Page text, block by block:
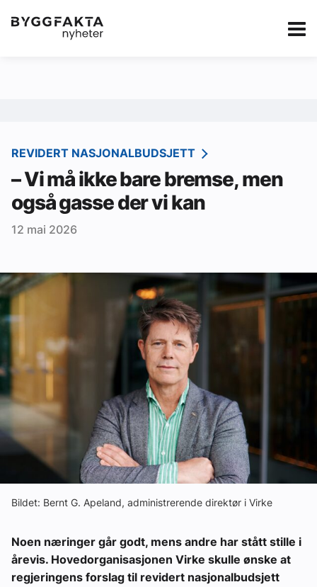
Kategorier Jobbmarkedet Annonsere i
Redaksjonen
Om Byggfakta
Annonsere
Tips oss
Ledige stillinger
eBlad
Aktivitetskalender
Bransjekommentar
Nyheter
Aktuelle prosjekter
REVIDERT NASJONALBUDSJETT
– Vi må ikke bare bremse, men
også gasse der vi kan
12 mai 2026
Bildet: Bernt G. Apeland, administrerende direktør i Virke
Noen næringer går godt, mens andre har stått stille i
årevis. Hovedorganisasjonen Virke skulle ønske at
regjeringens forslag til revidert nasjonalbudsjett